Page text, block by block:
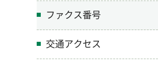
ファクス番号
交通アクセス